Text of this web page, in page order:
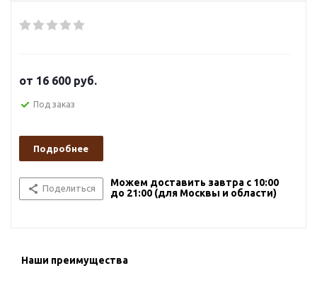
от 16 600 руб.
Под заказ
Подробнее
Поделиться
Можем доставить завтра с 10:00
до 21:00 (для Москвы и области)
Наши преимущества